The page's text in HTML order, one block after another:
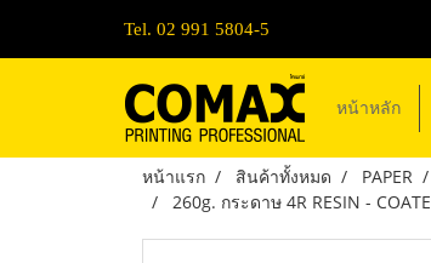
Tel. 02 991 5804-5
หน้าหลัก
หน้าแรก สินค้าทั้งหมด PAPER
260g. กระดาษ 4R RESIN -